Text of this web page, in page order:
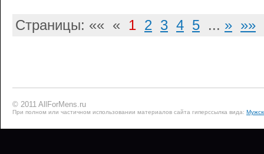
Страницы: «« « 1 2 3 4 5 ... » »»
© 2011 AllForMens.ru
При полном или частичном использовании материалов сайта гиперссылка вида: